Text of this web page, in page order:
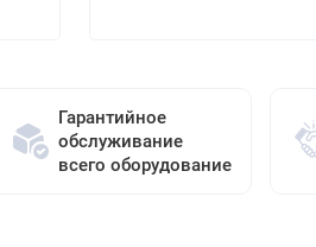
Гарантийное
обслуживание
всего оборудование